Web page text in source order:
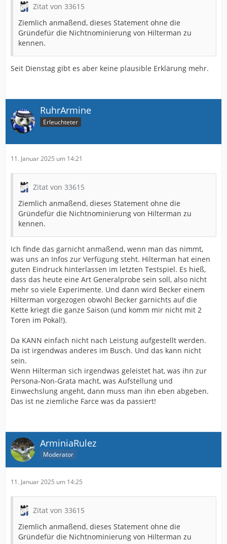
Zitat von 33615
Ziemlich anmaßend, dieses Statement ohne die
Gründefür die Nichtnominierung von Hilterman zu
kennen.
Seit Dienstag gibt es aber keine plausible Erklärung mehr.
RuhrArmine
Erleuchteter
11. Januar 2025 um 14:21
Zitat von 33615
Ziemlich anmaßend, dieses Statement ohne die
Gründefür die Nichtnominierung von Hilterman zu
kennen.
Ich finde das garnicht anmaßend, wenn man das nimmt,
was uns an Infos zur Verfügung steht. Hilterman hat einen
guten Eindruck hinterlassen im letzten Testspiel. Es hieß,
dass das heute eine Art Generalprobe sein soll, also nicht
mehr so viele Experimente. Und dann wird Becker einem
Hilterman vorgezogen obwohl Becker garnichts auf die
Kette kriegt die ganze Saison (und komm mir nicht mit 2
Toren im Pokal!).
Da KANN einfach nicht nach Leistung aufgestellt werden.
Da ist irgendwas anderes im Busch. Und das kann nicht
sein.
Wenn Hilterman sich irgendwas geleistet hat, was ihn zur
Persona-Non-Grata macht, was Aufstellung und
Einwechslung angeht, dann muss man ihn eben abgeben.
Das ist ne ziemliche Farce was da passiert!
ArminiaRulez
Moderator
11. Januar 2025 um 14:25
Zitat von 33615
Ziemlich anmaßend, dieses Statement ohne die
Gründefür die Nichtnominierung von Hilterman zu